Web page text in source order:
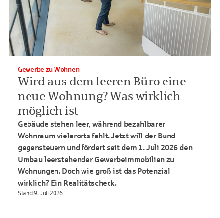
Wird aus dem leeren Büro eine
neue Wohnung? Was wirklich
möglich ist
Gewerbe zu Wohnen
Gebäude stehen leer, während bezahlbarer
Wohnraum vielerorts fehlt. Jetzt will der Bund
gegensteuern und fördert seit dem 1. Juli 2026 den
Umbau leerstehender Gewerbeimmobilien zu
Wohnungen. Doch wie groß ist das Potenzial
wirklich? Ein Realitätscheck.
Stand:9. Juli 2026